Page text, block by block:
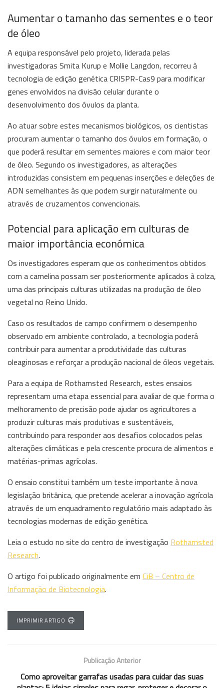
Aumentar o tamanho das sementes e o teor
de óleo
A equipa responsável pelo projeto, liderada pelas
investigadoras Smita Kurup e Mollie Langdon, recorreu à
tecnologia de edição genética CRISPR-Cas9 para modificar
genes envolvidos na divisão celular durante o
desenvolvimento dos óvulos da planta.
Ao atuar sobre estes mecanismos biológicos, os cientistas
procuram aumentar o tamanho dos óvulos em formação, o
que poderá resultar em sementes maiores e com maior teor
de óleo. Segundo os investigadores, as alterações
introduzidas consistem em pequenas inserções e deleções de
ADN semelhantes às que podem surgir naturalmente ou
através de cruzamentos convencionais.
Potencial para aplicação em culturas de
maior importância económica
Os investigadores esperam que os conhecimentos obtidos
com a camelina possam ser posteriormente aplicados à colza,
uma das principais culturas utilizadas na produção de óleo
vegetal no Reino Unido.
Caso os resultados de campo confirmem o desempenho
observado em ambiente controlado, a tecnologia poderá
contribuir para aumentar a produtividade das culturas
oleaginosas e reforçar a produção nacional de óleos vegetais.
Para a equipa de Rothamsted Research, estes ensaios
representam uma etapa essencial para avaliar de que forma o
melhoramento de precisão pode ajudar os agricultores a
produzir culturas mais produtivas e sustentáveis,
contribuindo para responder aos desafios colocados pelas
alterações climáticas e pela crescente procura de alimentos e
matérias-primas agrícolas.
O ensaio constitui também um teste importante à nova
legislação britânica, que pretende acelerar a inovação agrícola
através de um enquadramento regulatório mais adaptado às
tecnologias modernas de edição genética.
Leia o estudo no site do centro de investigação Rothamsted
Research.
O artigo foi publicado originalmente em CiB – Centro de
Informação de Biotecnologia.
IMPRIMIR ARTIGO
Publicação Anterior
Como aproveitar garrafas usadas para cuidar das suas